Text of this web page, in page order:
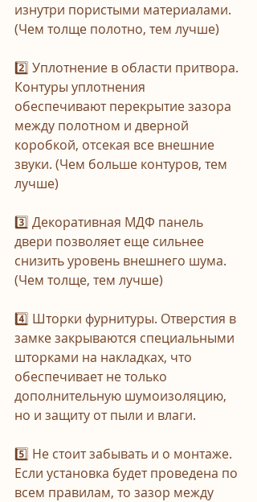
изнутри пористыми материалами.
(Чем толще полотно, тем лучше)
2️⃣ Уплотнение в области притвора.
Контуры уплотнения
обеспечивают перекрытие зазора
между полотном и дверной
коробкой, отсекая все внешние
звуки. (Чем больше контуров, тем
лучше)
3️⃣ Декоративная МДФ панель
двери позволяет еще сильнее
снизить уровень внешнего шума.
(Чем толще, тем лучше)
4️⃣ Шторки фурнитуры. Отверстия в
замке закрываются специальными
шторками на накладках, что
обеспечивает не только
дополнительную шумоизоляцию,
но и защиту от пыли и влаги.
5️⃣ Не стоит забывать и о монтаже.
Если установка будет проведена по
всем правилам, то зазор между